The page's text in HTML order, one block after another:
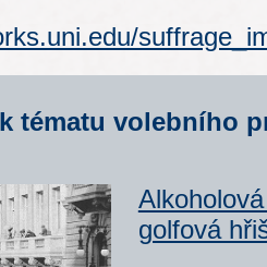
tématu volebního
golfová